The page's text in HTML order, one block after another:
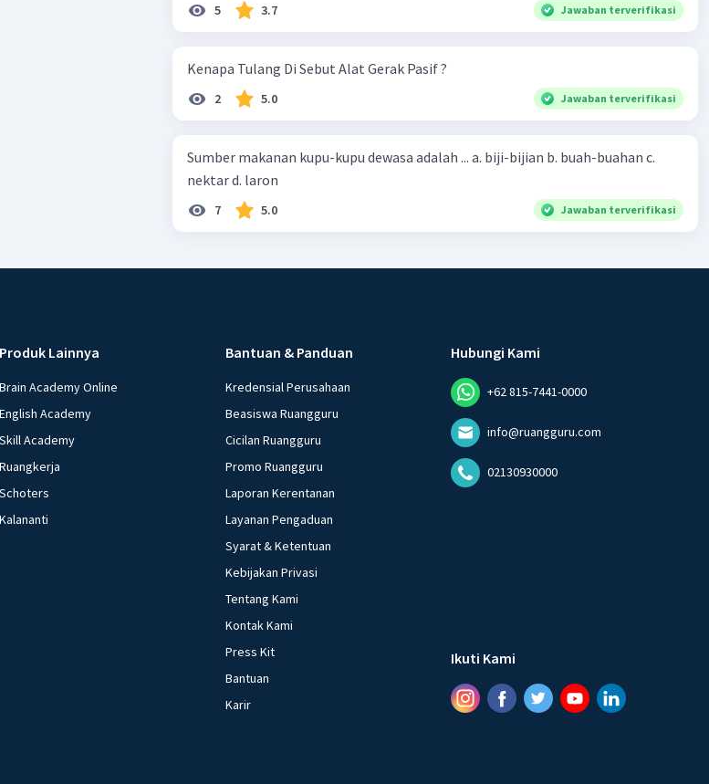
5 3.7 Jawaban terverifikasi
Kenapa Tulang Di Sebut Alat Gerak Pasif ?
2 5.0 Jawaban terverifikasi
Sumber makanan kupu-kupu dewasa adalah ... a. biji-bijian b. buah-buahan c.
nektar d. laron
7 5.0 Jawaban terverifikasi
Produk Lainnya
Brain Academy Online
English Academy
Skill Academy
Ruangkerja
Schoters
Kalananti
Bantuan & Panduan
Kredensial Perusahaan
Beasiswa Ruangguru
Cicilan Ruangguru
Promo Ruangguru
Laporan Kerentanan
Layanan Pengaduan
Syarat & Ketentuan
Kebijakan Privasi
Tentang Kami
Kontak Kami
Press Kit
Bantuan
Karir
Hubungi Kami
+62 815-7441-0000
info@ruangguru.com
02130930000
Ikuti Kami